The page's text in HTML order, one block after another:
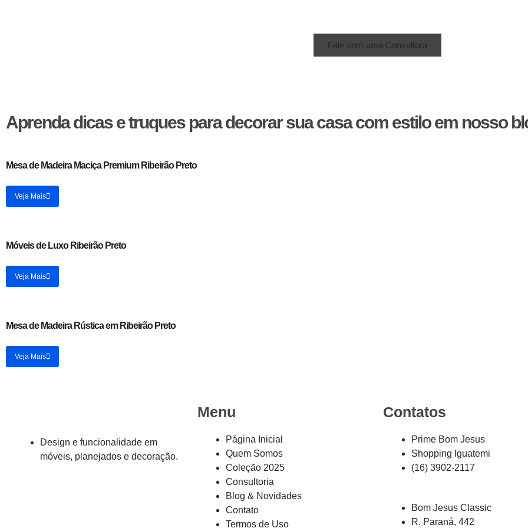
Fale com uma Consultora
Aprenda dicas e truques para decorar sua casa com estilo em nosso
Mesa de Madeira Maciça Premium Ribeirão Preto
Veja Mais
Móveis de Luxo Ribeirão Preto
Veja Mais
Mesa de Madeira Rústica em Ribeirão Preto
Veja Mais
Design e funcionalidade em
móveis, planejados e decoração.
Menu
Página Inicial
Quem Somos
Coleção 2025
Consultoria
Blog & Novidades
Contato
Termos de Uso
Contatos
Prime Bom Jesus
Shopping Iguatemi
(16) 3902-2117
Bom Jesus Classic
R. Paraná, 442